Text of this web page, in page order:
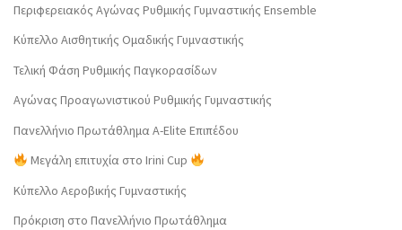
Περιφερειακός Αγώνας Ρυθμικής Γυμναστικής Ensemble
Κύπελλο Αισθητικής Ομαδικής Γυμναστικής
Τελική Φάση Ρυθμικής Παγκορασίδων
Αγώνας Προαγωνιστικού Ρυθμικής Γυμναστικής
Πανελλήνιο Πρωτάθλημα Α-Elite Επιπέδου
Μεγάλη επιτυχία στο Irini Cup
Κύπελλο Αεροβικής Γυμναστικής
Πρόκριση στο Πανελλήνιο Πρωτάθλημα